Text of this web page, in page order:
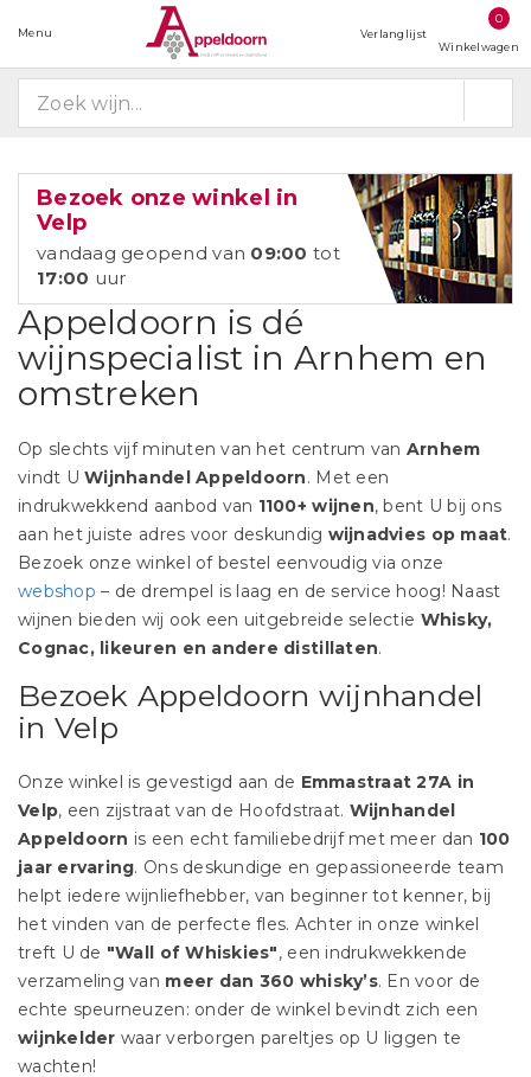
Menu Verlanglijst
0
Winkelwagen
Bezoek onze winkel in
Velp
vandaag geopendvan 09:00 tot
17:00 uur
Appeldoorn is dé
wijnspecialist in Arnhem en
omstreken
Op slechts vijf minuten van het centrum van Arnhem
vindt UWijnhandel Appeldoorn. Met een
indrukwekkend aanbod van 1100+ wijnen, bent U bij ons
aan het juiste adres voor deskundig wijnadvies op maat.
Bezoek onze winkel of bestel eenvoudig via onze
webshop – de drempel is laag en de service hoog! Naast
wijnen bieden wij ook een uitgebreide selectie Whisky,
Cognac, likeuren en andere distillaten.
Bezoek Appeldoorn wijnhandel
in Velp
Onze winkel is gevestigd aan de Emmastraat 27A in
Velp, een zijstraat van de Hoofdstraat. Wijnhandel
Appeldoorn is een echt familiebedrijf met meer dan 100
jaar ervaring. Ons deskundige en gepassioneerde team
helpt iedere wijnliefhebber, van beginner tot kenner, bij
het vinden van de perfecte fles. Achter in onze winkel
treft U de "Wall of Whiskies", een indrukwekkende
verzameling van meer dan 360 whisky’s. En voor de
echte speurneuzen: onder de winkel bevindt zich een
wijnkelder waar verborgen pareltjes op U liggen te
wachten!